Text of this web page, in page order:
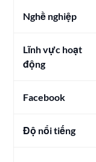
Nghề nghiệp
Lĩnh vực hoạt
động
Facebook
Độ nổi tiếng